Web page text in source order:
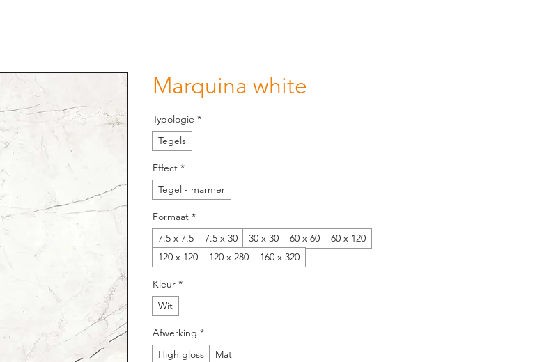
Marquina white
Typologie *
Tegels
Effect *
Tegel - marmer
Formaat *
7.5 x 7.5
7.5 x 30 30 x 30 60 x 60
60 x 120
120 x 120
120 x 280 160 x 320
Kleur *
Wit
Afwerking *
High gloss
Mat